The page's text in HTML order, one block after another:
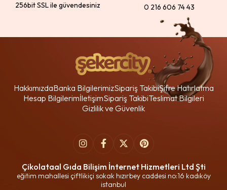
256bit SSL ile güvendesiniz 0 216 606 74 43
HakkımızdaBanka BilgilerimizSipariş TakibiŞifre Hatırlatma
Hesap BilgilerimİletişimSipariş TakibiTeslimat Bilgileri
Gizlilik ve Güvenlik
Çikolataal Gıda Bilişim İnternet Hizmetleri Ltd Şti
eğitim mahallesi çiftlikiçi sokak hızırbey caddesi no:16 kadıköy
istanbul